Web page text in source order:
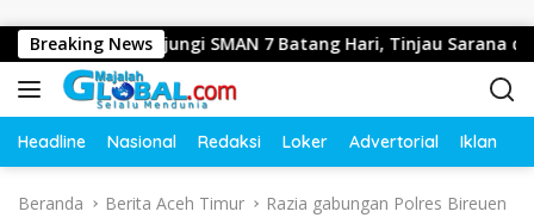
Breaking News
Jambi Kunjungi SMAN 7 Batang Hari, Tinjau Sarana dan
Headline Nasional Redaksi Loker Advertorial Iklan
Beranda Berita Aceh Timur Razia gabungan Polres Bireuen